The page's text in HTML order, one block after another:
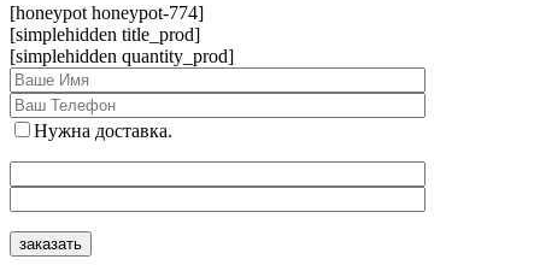
[honeypot honeypot-774]
[simplehidden title_prod]
[simplehidden quantity_prod]
Нужна доставка.